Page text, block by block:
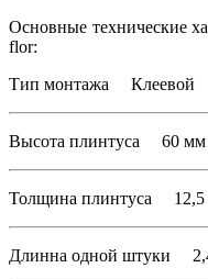
Основные технические
flor:
Тип монтажа Клеевой
Высота плинтуса 60 мм
Толщина плинтуса
Длинна одной штуки